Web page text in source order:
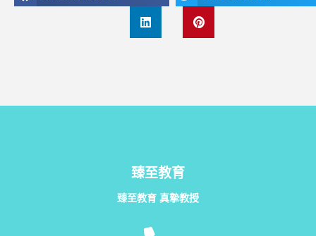
臻至教育
臻至教育 真摯教授